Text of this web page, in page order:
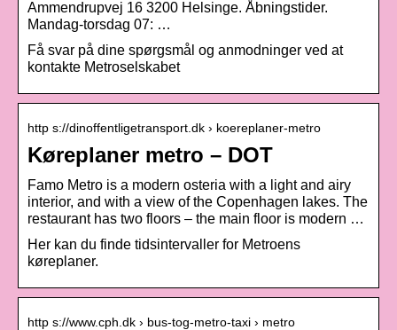
Ammendrupvej 16 3200 Helsinge. Åbningstider.
Mandag-torsdag 07: …
Få svar på dine spørgsmål og anmodninger ved at
kontakte Metroselskabet
http s://dinoffentligetransport.dk › koereplaner-metro
Køreplaner metro – DOT
Famo Metro is a modern osteria with a light and airy
interior, and with a view of the Copenhagen lakes. The
restaurant has two floors – the main floor is modern …
Her kan du finde tidsintervaller for Metroens
køreplaner.
http s://www.cph.dk › bus-tog-metro-taxi › metro